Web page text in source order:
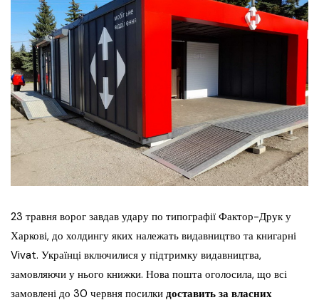
23 травня ворог завдав удару по типографії Фактор-Друк у
Харкові, до холдингу яких належать видавництво та книгарні
Vivat. Українці включилися у підтримку видавництва,
замовляючи у нього книжки. Нова пошта оголосила, що всі
замовлені до 30 червня посилки доставить за власних